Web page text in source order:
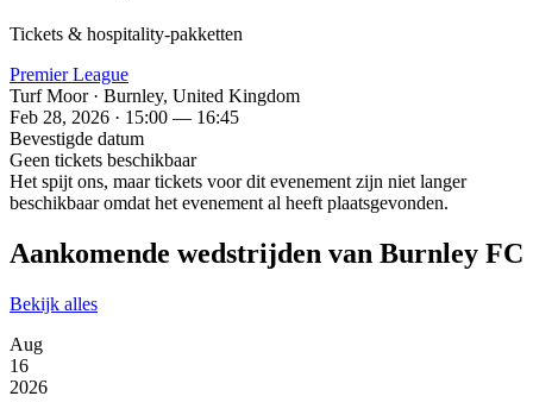
Tickets & hospitality-pakketten
Premier League
Turf Moor · Burnley, United Kingdom
Feb 28, 2026 · 15:00 — 16:45
Bevestigde datum
Geen tickets beschikbaar
Het spijt ons, maar tickets voor dit evenement zijn niet langer
beschikbaar omdat het evenement al heeft plaatsgevonden.
Aankomende wedstrijden van Burnley FC
Bekijk alles
Aug
16
2026